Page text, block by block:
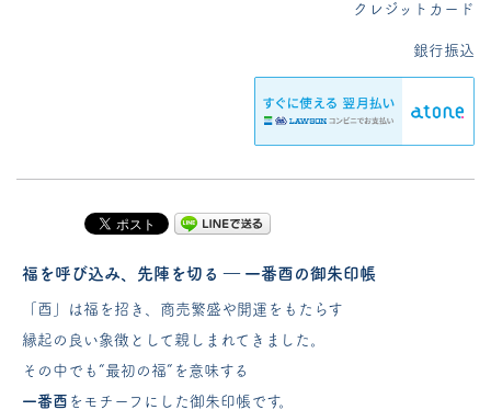
クレジットカード
銀行振込
福を呼び込み、先陣を切る ― 一番酉の御朱印帳
「酉」は福を招き、商売繁盛や開運をもたらす
縁起の良い象徴として親しまれてきました。
その中でも“最初の福”を意味する
一番酉 をモチーフにした御朱印帳です。